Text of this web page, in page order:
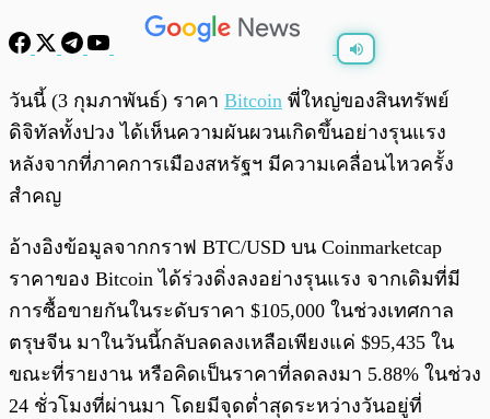
0:00 0:00
วันนี้ (3 กุมภาพันธ์) ราคา Bitcoin พี่ใหญ่ของสินทรัพย์
ดิจิทัลทั้งปวง ได้เห็นความผันผวนเกิดขึ้นอย่างรุนแรง
หลังจากที่ภาคการเมืองสหรัฐฯ มีความเคลื่อนไหวครั้ง
สำคญ
อ้างอิงข้อมูลจากกราฟ BTC/USD บน Coinmarketcap
ราคาของ Bitcoin ได้ร่วงดิ่งลงอย่างรุนแรง จากเดิมที่มี
การซื้อขายกันในระดับราคา $105,000 ในช่วงเทศกาล
ตรุษจีน มาในวันนี้กลับลดลงเหลือเพียงแค่ $95,435 ใน
ขณะที่รายงาน หรือคิดเป็นราคาที่ลดลงมา 5.88% ในช่วง
24 ชั่วโมงที่ผ่านมา โดยมีจุดต่ำสุดระหว่างวันอยู่ที่